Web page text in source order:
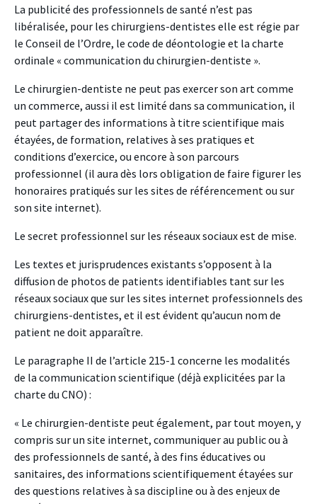
La publicité des professionnels de santé n’est pas
libéralisée, pour les chirurgiens-dentistes elle est régie par
le Conseil de l’Ordre, le code de déontologie et la charte
ordinale « communication du chirurgien-dentiste ».
Le chirurgien-dentiste ne peut pas exercer son art comme
un commerce, aussi il est limité dans sa communication, il
peut partager des informations à titre scientifique mais
étayées, de formation, relatives à ses pratiques et
conditions d’exercice, ou encore à son parcours
professionnel (il aura dès lors obligation de faire figurer les
honoraires pratiqués sur les sites de référencement ou sur
son site internet).
Le secret professionnel sur les réseaux sociaux est de mise.
Les textes et jurisprudences existants s’opposent à la
diffusion de photos de patients identifiables tant sur les
réseaux sociaux que sur les sites internet professionnels des
chirurgiens-dentistes, et il est évident qu’aucun nom de
patient ne doit apparaître.
Le paragraphe II de l’article 215-1 concerne les modalités
de la communication scientifique (déjà explicitées par la
charte du CNO) :
« Le chirurgien-dentiste peut également, par tout moyen, y
compris sur un site internet, communiquer au public ou à
des professionnels de santé, à des fins éducatives ou
sanitaires, des informations scientifiquement étayées sur
des questions relatives à sa discipline ou à des enjeux de